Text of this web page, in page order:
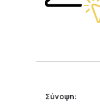
Σύνοψη: